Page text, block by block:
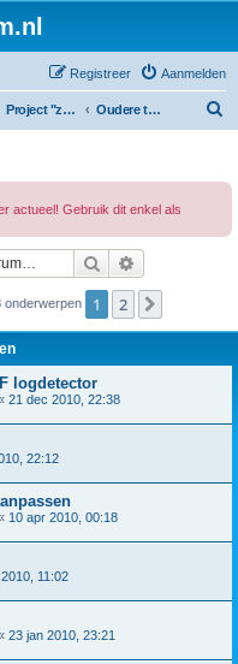
Aanmelden
Registreer
Project "zelfbouw spectrum analyzer" Oudere topics
actueel! Gebruik dit enkel als
Zoek
onderwerpen 1 2
logdetector
21 dec 2010, 22:38
22:12
10 apr 2010, 00:18
11:02
23 jan 2010, 23:21